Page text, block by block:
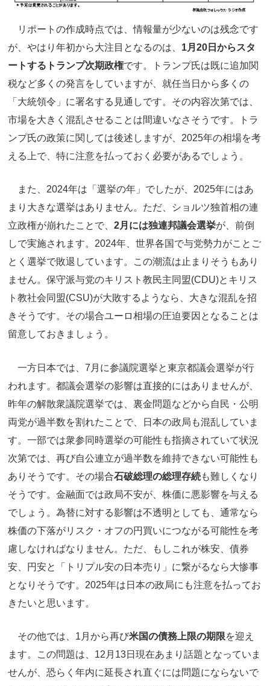
リポートの作成時点では、情報量が少ないのは残念です
が、やはり年初から大注目となるのは、 1月20 日からスタ
ートするトランプ次期政権です。トランプ氏は既に追加関
税など多くの発言をしていますが、就任当日から多くの
「大統領令」に署名する見通しです。その内容次第では、
市場を大きく混乱させることは間違いなさそうです。トラ
ンプ氏の政策に関しては後述しますが、2025年の相場を考
える上で、特に注意を払っておく必要があるでしょう。
また、2024年は「選挙の年」でしたが、2025年にはあ
まり大きな選挙はありません。ただ、ショルツ独首相の連
立政権が崩れたことで、 2月には独連邦議会選挙が、前倒
しで実施されます。2024年、世界各国で与党勢力がことご
とく選挙で敗退しています。この潮流は止まりそうもあり
ません。保守派与党のキリスト教民主同盟(CDU)とキリス
ト教社会同盟(CSU)が大敗するようなら、大きな混乱を招
きそうです。その場合ユーロ相場の圧迫要因となることは
留意しておきましょう。
一方日本では、7月に参議院選挙と東京都議会選挙が行
われます。都議会選挙の影響は直接的にはありませんが、
昨年の解散衆議院選挙では、裏金問題などから自民・公明
両党が過半数を割れたことで、日本の政局も混乱していま
す。一部では衆参同時選挙の可能性も指摘されていて状況
次第では、再び自公連立が過半数を維持できない可能性も
ありそうです。その場合石破総理の総理存続も難しくなり
そうです。金融面では政局不安が、株価に悪影響を与える
でしょう。為替に対する影響は不透明としても、通常なら
株価の下落がリスク・オフの円買いにつながる可能性を考
慮しなければなりません。ただ、もしこれが株安、債券
安、円安と「トリプル安の日本売り」に繋がるなら大惨事
となりそうです。2025年は日本の政局にも注意を払ってお
きたいと思います。
その他では、1月から再び米国の債務上限の期限を迎え
ます。この問題は、12月13日現在あまり話題となっていま
せんが、恐らく年内に延長され直ぐには問題にならないで